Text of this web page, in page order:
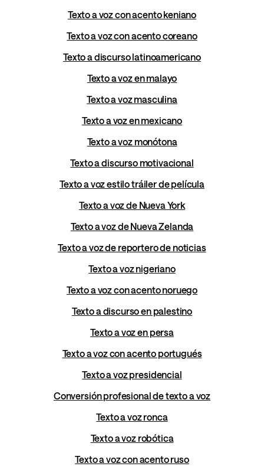
Texto a voz con acento keniano
Texto a voz con acento coreano
Texto a discurso latinoamericano
Texto a voz en malayo
Texto a voz masculina
Texto a voz en mexicano
Texto a voz monótona
Texto a discurso motivacional
Texto a voz estilo tráiler de película
Texto a voz de Nueva York
Texto a voz de Nueva Zelanda
Texto a voz de reportero de noticias
Texto a voz nigeriano
Texto a voz con acento noruego
Texto a discurso en palestino
Texto a voz en persa
Texto a voz con acento portugués
Texto a voz presidencial
Conversión profesional de texto a voz
Texto a voz ronca
Texto a voz robótica
Texto a voz con acento ruso